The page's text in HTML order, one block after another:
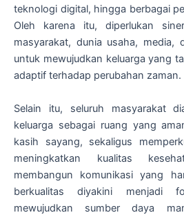
teknologi digital, hingga berbagai
Oleh karena itu, diperlukan
masyarakat, dunia usaha, media,
untuk mewujudkan keluarga yang
adaptif terhadap perubahan zaman.
Selain itu, seluruh masyarakat
keluarga sebagai ruang yang
kasih sayang, sekaligus
meningkatkan kualitas
membangun komunikasi yang
berkualitas diyakini menjadi
mewujudkan sumber daya